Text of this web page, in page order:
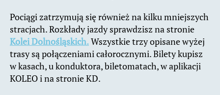
Pociągi zatrzymują się również na kilku mniejszych
stracjach. Rozkłady jazdy sprawdzisz na stronie
Kolei Dolnośląskich.Wszystkie trzy opisane wyżej
trasy są połączeniami całorocznymi. Bilety kupisz
w kasach, u konduktora, biletomatach, w aplikacji
KOLEO i na stronie KD.